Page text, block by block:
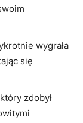
wygrała
się
​zdobył